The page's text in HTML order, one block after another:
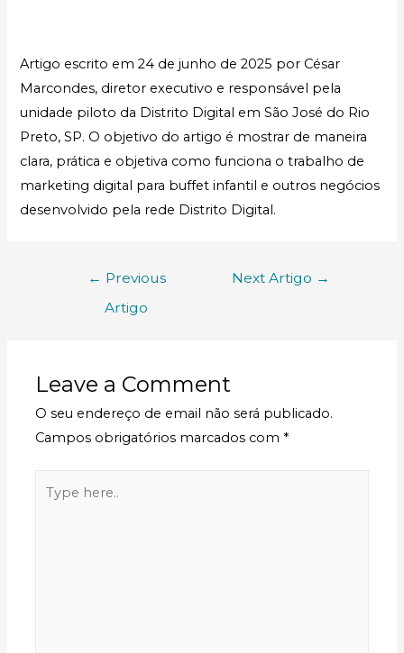
Artigo escrito em 24 de junho de 2025 por César
Marcondes, diretor executivo e responsável pela
unidade piloto da Distrito Digital em São José do Rio
Preto, SP. O objetivo do artigo é mostrar de maneira
clara, prática e objetiva como funciona o trabalho de
marketing digital para buffet infantil e outros negócios
desenvolvido pela rede Distrito Digital.
← Previous
Artigo
Next Artigo →
Leave a Comment
O seu endereço de email não será publicado.
Campos obrigatórios marcados com *